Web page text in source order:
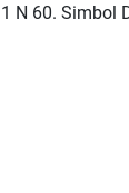
1 N 60. Simbol